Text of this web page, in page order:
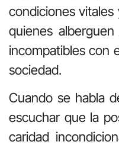
condiciones
quienes
incompatibles con
sociedad.
Cuando se habla
escuchar que la
caridad